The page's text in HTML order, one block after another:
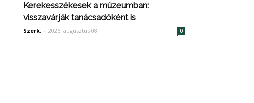
Kerekesszékesek a múzeumban:
visszavárják tanácsadóként is
Szerk. - 2026. augusztus 08. 0